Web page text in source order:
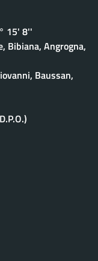
15' 8''
Bibiana, Angrogna,
Baussan,